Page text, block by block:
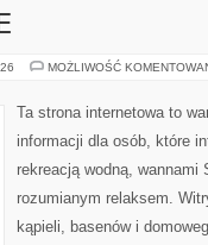
MOŻLIWOŚĆ
Ta strona internetowa to
informacji dla osób, które
rekreacją wodną, wannami
rozumianym relaksem.
kąpieli, basenów i